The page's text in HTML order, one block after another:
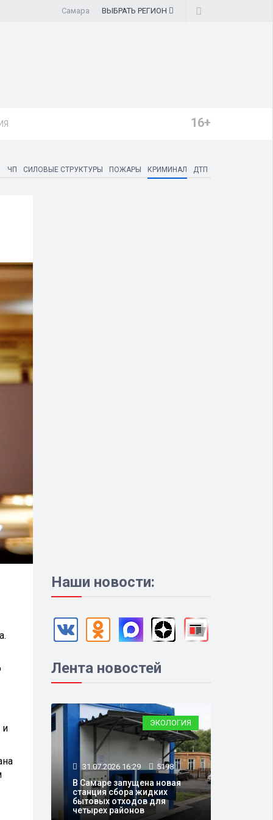
Самара ВЫБРАТЬ РЕГИОН
16+
ЧП СИЛОВЫЕ СТРУКТУРЫ ПОЖАРЫ КРИМИНАЛ ДТП
и
Наши новости:
Лента новостей
ЭКОЛОГИЯ
31.07.2026 16:29 5198
В Самаре запущена новая
станция сбора жидких
бытовых отходов для
четырех районов